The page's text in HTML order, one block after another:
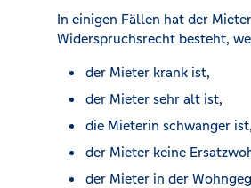
In einigen Fällen hat der
Widerspruchsrecht besteht,
der Mieter krank ist,
der Mieter sehr alt ist,
die Mieterin schwanger ist,
der Mieter keine
der Mieter in der